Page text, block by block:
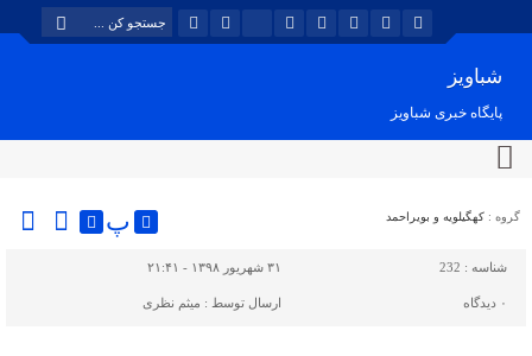
شباویز
پایگاه خبری شباویز
گروه : کهگیلویه و بویراحمد پ
شناسه : 232 ۳۱ شهریور ۱۳۹۸ - ۲۱:۴۱
۰ دیدگاه ارسال توسط : میثم نظری